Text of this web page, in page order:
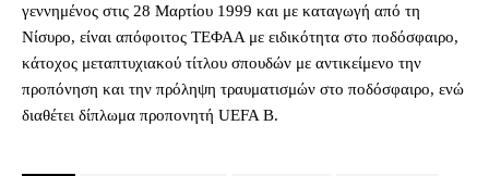
γεννημένος στις 28 Μαρτίου 1999 και με καταγωγή από τη
Νίσυρο, είναι απόφοιτος ΤΕΦΑΑ με ειδικότητα στο ποδόσφαιρο,
κάτοχος μεταπτυχιακού τίτλου σπουδών με αντικείμενο την
προπόνηση και την πρόληψη τραυματισμών στο ποδόσφαιρο, ενώ
διαθέτει δίπλωμα προπονητή UEFA B.